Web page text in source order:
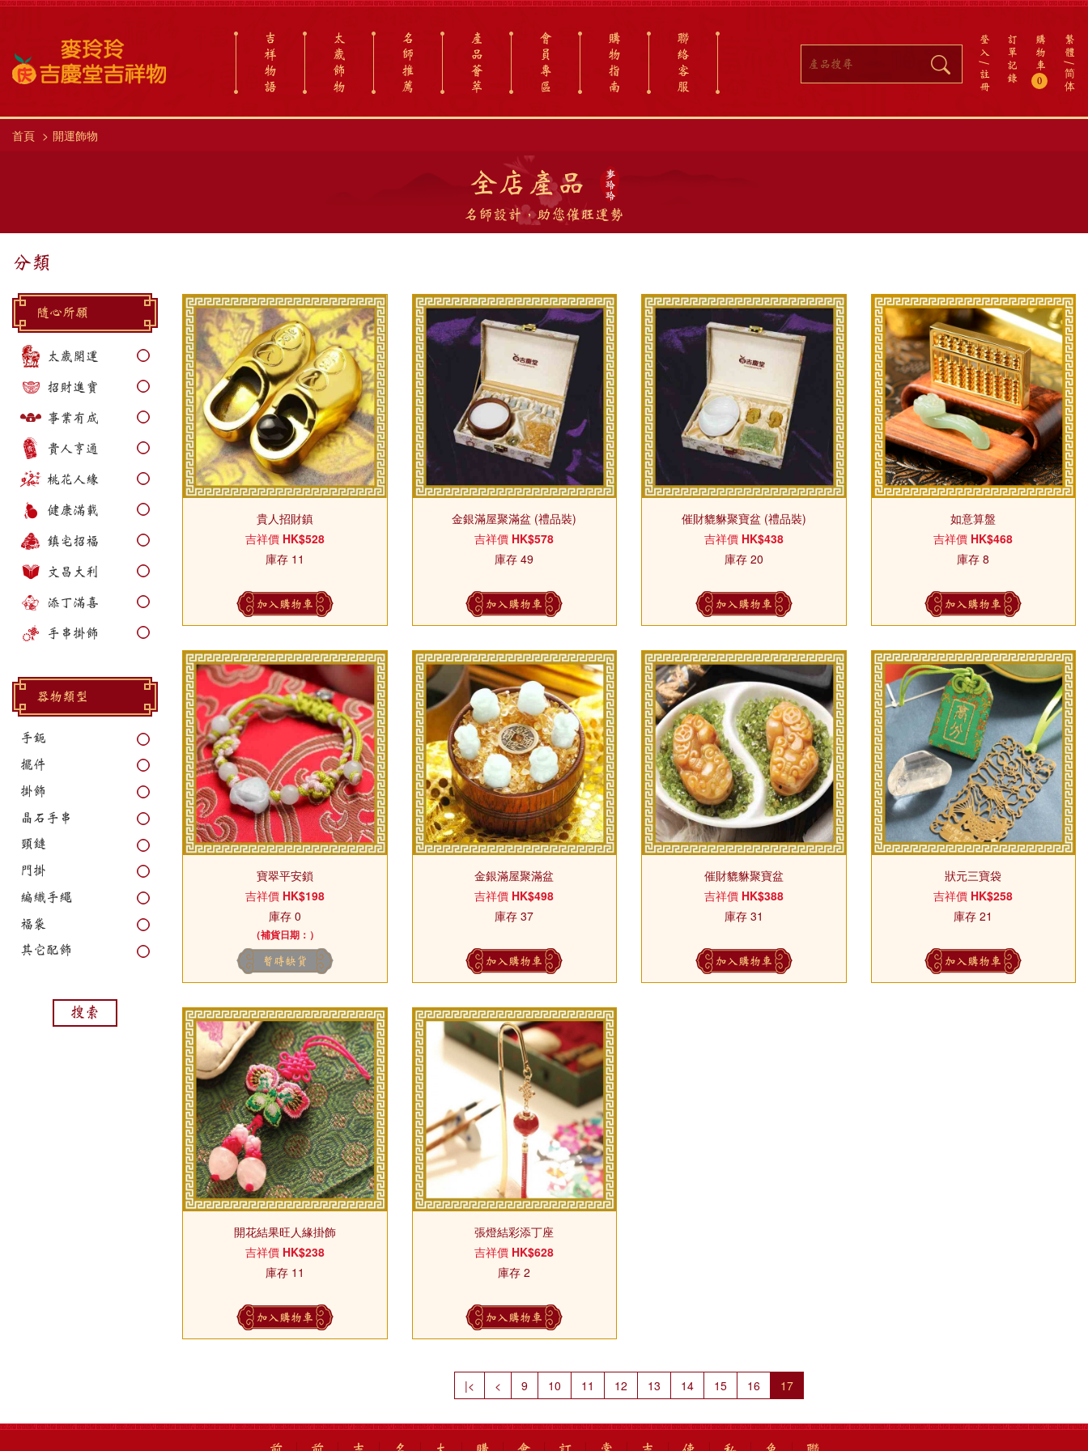
繁
體
简
体
購
物
車
0
訂
單
記
錄
登
入
註
冊
吉
祥
物
語
太
歲
飾
物
名
師
推
薦
產
品
薈
萃
會
員
專
區
購
物
指
南
聯
絡
客
服
首頁 開運飾物
全店產品
名師設計，助您催旺運勢
分類
隨心所願
太歲開運
招財進寶
事業有成
貴人亨通
桃花人緣
健康滿載
鎮宅招福
文昌大利
添丁滿喜
手串掛飾
器物類型
手鈪
擺件
掛飾
晶石手串
頸鏈
門掛
編織手繩
福袋
其它配飾
搜索
貴人招財鎮
吉祥價 HK$528
庫存 11
加入購物車
金銀滿屋聚滿盆 (禮品裝)
吉祥價 HK$578
庫存 49
加入購物車
催財貔貅聚寶盆 (禮品裝)
吉祥價 HK$438
庫存 20
加入購物車
如意算盤
吉祥價 HK$468
庫存 8
加入購物車
寶翠平安鎖
吉祥價 HK$198
庫存 0
（補貨日期：）
暫時缺貨
金銀滿屋聚滿盆
吉祥價 HK$498
庫存 37
加入購物車
催財貔貅聚寶盆
吉祥價 HK$388
庫存 31
加入購物車
狀元三寶袋
吉祥價 HK$258
庫存 21
加入購物車
開花結果旺人緣掛飾
吉祥價 HK$238
庫存 11
加入購物車
張燈結彩添丁座
吉祥價 HK$628
庫存 2
加入購物車
|< < 9 10 11 12 13 14 15 16 17